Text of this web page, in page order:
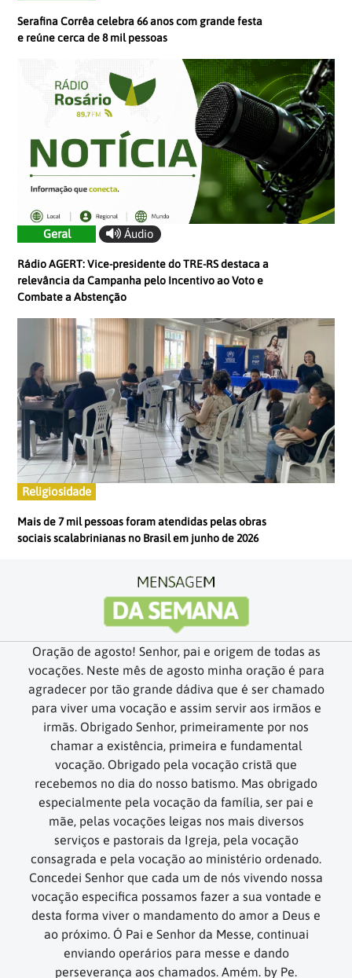
Serafina Corrêa celebra 66 anos com grande festa
e reúne cerca de 8 mil pessoas
Geral Áudio
Rádio AGERT: Vice-presidente do TRE-RS destaca a
relevância da Campanha pelo Incentivo ao Voto e
Combate a Abstenção
Religiosidade
Mais de 7 mil pessoas foram atendidas pelas obras
sociais scalabrinianas no Brasil em junho de 2026
Oração de agosto! Senhor, pai e origem de todas as
vocações. Neste mês de agosto minha oração é para
agradecer por tão grande dádiva que é ser chamado
para viver uma vocação e assim servir aos irmãos e
irmãs. Obrigado Senhor, primeiramente por nos
chamar a existência, primeira e fundamental
vocação. Obrigado pela vocação cristã que
recebemos no dia do nosso batismo. Mas obrigado
especialmente pela vocação da família, ser pai e
mãe, pelas vocações leigas nos mais diversos
serviços e pastorais da Igreja, pela vocação
consagrada e pela vocação ao ministério ordenado.
Concedei Senhor que cada um de nós vivendo nossa
vocação especifica possamos fazer a sua vontade e
desta forma viver o mandamento do amor a Deus e
ao próximo. Ó Pai e Senhor da Messe, continuai
enviando operários para messe e dando
perseverança aos chamados. Amém. by Pe.